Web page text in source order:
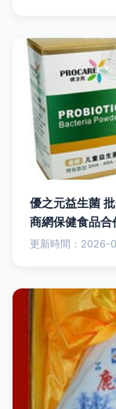
優之元益生菌
商網保健食品合
更新時間：2026-